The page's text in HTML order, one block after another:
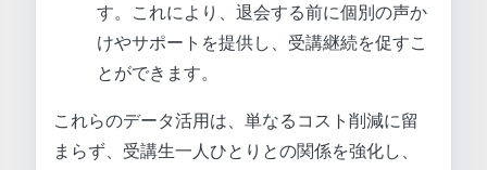
す。これにより、退会する前に個別の声か
けやサポートを提供し、受講継続を促すこ
とができます。
これらのデータ活用は、単なるコスト削減に留
まらず、受講生一人ひとりとの関係を強化し、